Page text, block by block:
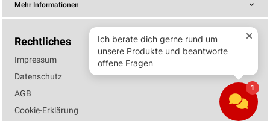
Mehr Informationen
Rechtliches
Impressum
Datenschutz
AGB
Cookie-Erklärung